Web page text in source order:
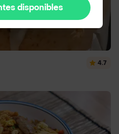
4.7
disponibles